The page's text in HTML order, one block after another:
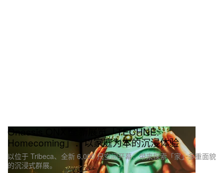
Onassis ONX 全新展览「TECHNE:
Homecoming」：以家庭为本的沉浸体验
以位于 Tribeca、全新 6,000 尺空间开幕，带来探索「家」多重面貌
的沉浸式群展。